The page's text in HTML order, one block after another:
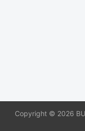
Copyright © 2026